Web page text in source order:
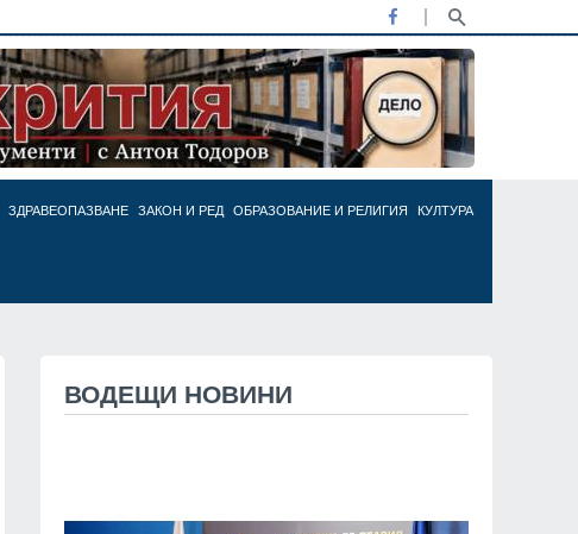
ЗДРАВЕОПАЗВАНЕ ЗАКОН И РЕД ОБРАЗОВАНИЕ И РЕЛИГИЯ КУЛТУРА
ВОДЕЩИ НОВИНИ